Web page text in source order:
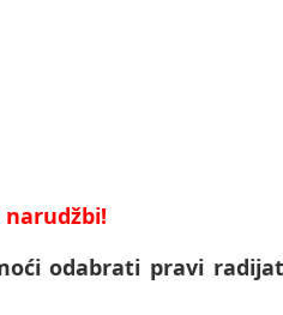
narudžbi!
odabrati pravi